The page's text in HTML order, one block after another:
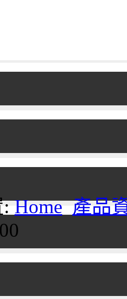
:Home 產品